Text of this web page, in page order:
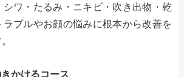
シワ・たるみ・ニキビ・吹き出物・乾
ブルやお顔の悩みに根本から改善を
かけるコース